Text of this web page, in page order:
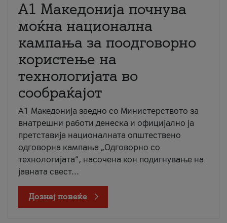
A1 Македонија почнува
моќна национална
кампања за поодговорно
користење на
технологијата во
сообраќајот
A1 Македонија заедно со Министерството за
внатрешни работи денеска и официјално ја
претставија националната општествено
одговорна кампања „Одговорно со
технологијата“, насочена кон подигнување на
јавната свест...
Дознај повеќе